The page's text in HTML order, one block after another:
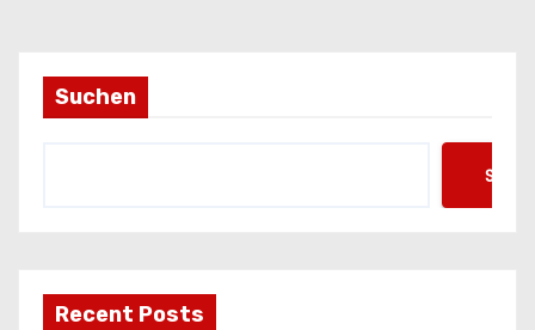
nSuchen
Recent Posts